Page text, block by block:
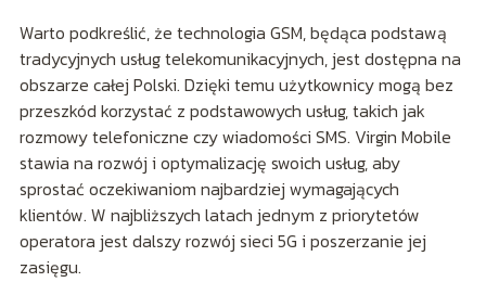
Warto podkreślić, że technologia GSM, będąca podstawą
tradycyjnych usług telekomunikacyjnych, jest dostępna na
obszarze całej Polski. Dzięki temu użytkownicy mogą bez
przeszkód korzystać z podstawowych usług, takich jak
rozmowy telefoniczne czy wiadomości SMS. Virgin Mobile
stawia na rozwój i optymalizację swoich usług, aby
sprostać oczekiwaniom najbardziej wymagających
klientów. W najbliższych latach jednym z priorytetów
operatora jest dalszy rozwój sieci 5G i poszerzanie jej
zasięgu.